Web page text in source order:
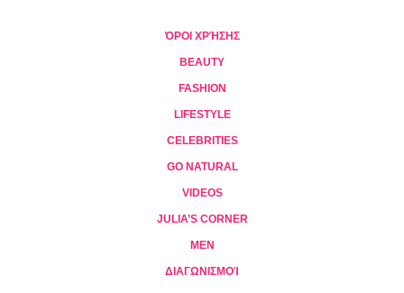
ΌΡΟΙ ΧΡΉΣΗΣ
BEAUTY
FASHION
LIFESTYLE
CELEBRITIES
GO NATURAL
VIDEOS
JULIA’S CORNER
MEN
ΔΙΑΓΩΝΙΣΜΟΊ